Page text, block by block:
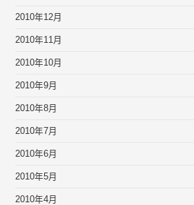
2010年12月
2010年11月
2010年10月
2010年9月
2010年8月
2010年7月
2010年6月
2010年5月
2010年4月